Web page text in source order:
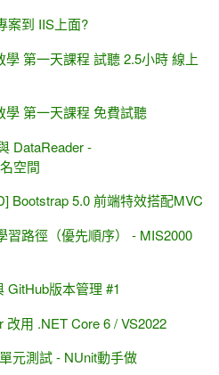
案到 IIS上面?
學 第一天課程 試聽 2.5小時 線上
學 第一天課程 免費試聽
DataReader -
空間
Bootstrap 5.0 前端特效搭配MVC
習路徑（優先順序） - MIS2000
GitHub版本管理 #1
改用 .NET Core 6 / VS2022
元測試 - NUnit動手做